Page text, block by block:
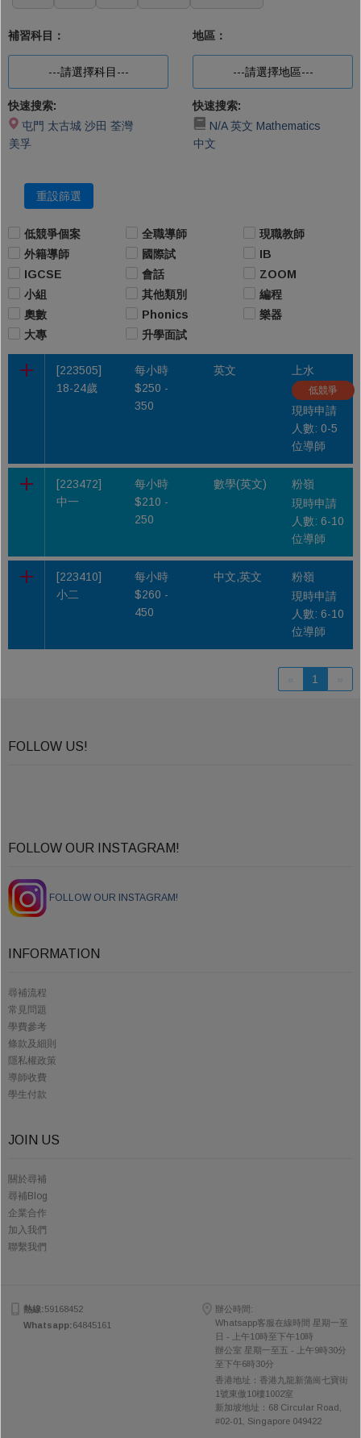
補習科目： 地區：
---請選擇科目--- ---請選擇地區---
快速搜索:
屯門 太古城 沙田 荃灣
美孚
快速搜索:
N/A 英文 Mathematics
中文
重設篩選
低競爭個案 全職導師
現職教師
外籍導師
國際試
IB
IGCSE
會話
ZOOM
小組
其他類別
編程
奧數
Phonics
樂器
大專
升學面試
[223505]
18-24歲
每小時
$250 -
350
英文 上水
低競爭
現時申請
人數: 0-5
位導師
[223472]
中一
每小時
$210 -
250
數學(英文)
粉嶺
現時申請
人數: 6-10
位導師
[223410]
小二
每小時
$260 -
450
中文,英文
粉嶺
現時申請
人數: 6-10
位導師
« 1 »
FOLLOW US!
FOLLOW OUR INSTAGRAM!
FOLLOW OUR INSTAGRAM!
INFORMATION
尋補流程
常見問題
學費參考
條款及細則
隱私權政策
導師收費
學生付款
JOIN US
關於尋補
尋補Blog
企業合作
加入我們
聯繫我們
熱線:59168452
Whatsapp:64845161
辦公時間:
Whatsapp客服在線時間 星期一至
日 - 上午10時至下午10時
辦公室 星期一至五 - 上午9時30分
至下午6時30分
香港地址：香港九龍新蒲崗七寶街
1號東傲10樓1002室
新加坡地址：68 Circular Road,
#02-01, Singapore 049422